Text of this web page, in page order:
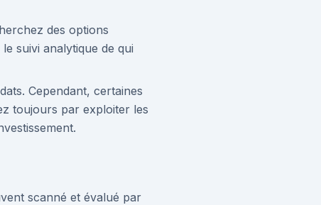
des options
suivi analytique de qui
Cependant, certaines
toujours par exploiter les
scanné et évalué par